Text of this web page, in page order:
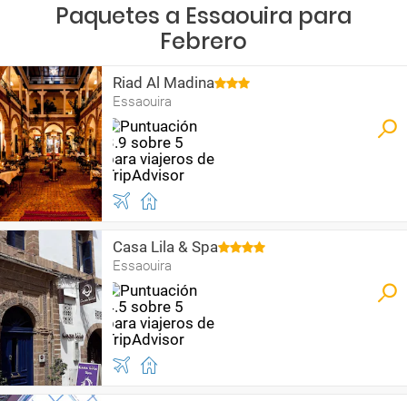
Paquetes a Essaouira para
Febrero
Riad Al Madina
Essaouira
Casa Lila & Spa
Essaouira